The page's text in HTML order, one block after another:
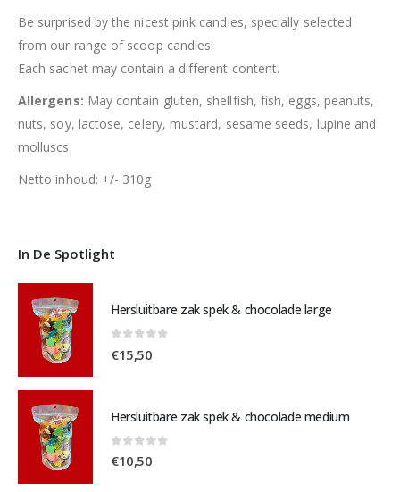
Be surprised by the nicest pink candies, specially selected
from our range of scoop candies!
Each sachet may contain a different content.
Allergens: May contain gluten, shellfish, fish, eggs, peanuts,
nuts, soy, lactose, celery, mustard, sesame seeds, lupine and
molluscs.
Netto inhoud: +/- 310g
In De Spotlight
Hersluitbare zak spek & chocolade large
€15,50
Hersluitbare zak spek & chocolade medium
0out of 5
€10,50